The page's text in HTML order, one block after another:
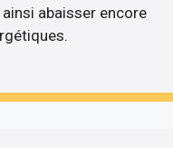
abaisser encore